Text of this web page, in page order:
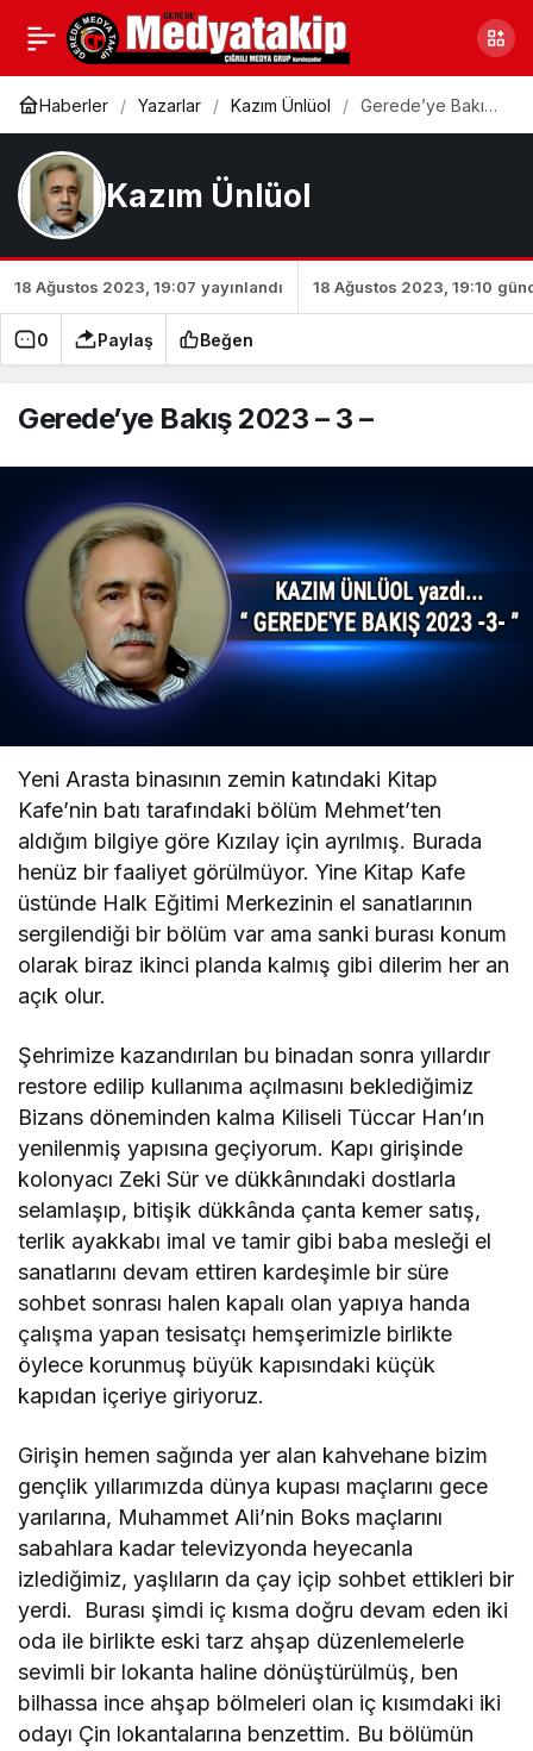
Haberler Yazarlar Kazım Ünlüol
Gerede’ye Bakış
Kazım Ünlüol
18 Ağustos 2023, 19:07 yayınlandı 18 Ağustos 2023, 19:10
0 Paylaş Beğen
Gerede’ye Bakış 2023 – 3 –
Yeni Arasta binasının zemin katındaki Kitap
Kafe’nin batı tarafındaki bölüm Mehmet’ten
aldığım bilgiye göre Kızılay için ayrılmış. Burada
henüz bir faaliyet görülmüyor. Yine Kitap Kafe
üstünde Halk Eğitimi Merkezinin el sanatlarının
sergilendiği bir bölüm var ama sanki burası konum
olarak biraz ikinci planda kalmış gibi dilerim her an
açık olur.
Şehrimize kazandırılan bu binadan sonra yıllardır
restore edilip kullanıma açılmasını beklediğimiz
Bizans döneminden kalma Kiliseli Tüccar Han’ın
yenilenmiş yapısına geçiyorum. Kapı girişinde
kolonyacı Zeki Sür ve dükkânındaki dostlarla
selamlaşıp, bitişik dükkânda çanta kemer satış,
terlik ayakkabı imal ve tamir gibi baba mesleği el
sanatlarını devam ettiren kardeşimle bir süre
sohbet sonrası halen kapalı olan yapıya handa
çalışma yapan tesisatçı hemşerimizle birlikte
öylece korunmuş büyük kapısındaki küçük
kapıdan içeriye giriyoruz.
Girişin hemen sağında yer alan kahvehane bizim
gençlik yıllarımızda dünya kupası maçlarını gece
yarılarına, Muhammet Ali’nin Boks maçlarını
sabahlara kadar televizyonda heyecanla
izlediğimiz, yaşlıların da çay içip sohbet ettikleri bir
yerdi. Burası şimdi iç kısma doğru devam eden iki
oda ile birlikte eski tarz ahşap düzenlemelerle
sevimli bir lokanta haline dönüştürülmüş, ben
bilhassa ince ahşap bölmeleri olan iç kısımdaki iki
odayı Çin lokantalarına benzettim. Bu bölümün
Bu Boluspor, bildiğimiz
“Boluspor”
Paylaş